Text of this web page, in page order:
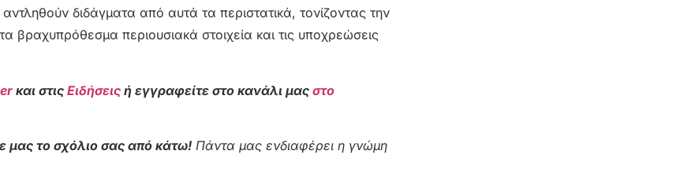
διδάγματα από αυτά τα περιστατικά, τονίζοντας την
βραχυπρόθεσμα περιουσιακά στοιχεία και τις υποχρεώσεις
και στις Ειδήσεις ή εγγραφείτε στο κανάλι μας στο
μας το σχόλιο σας από κάτω! Πάντα μας ενδιαφέρει η γνώμη